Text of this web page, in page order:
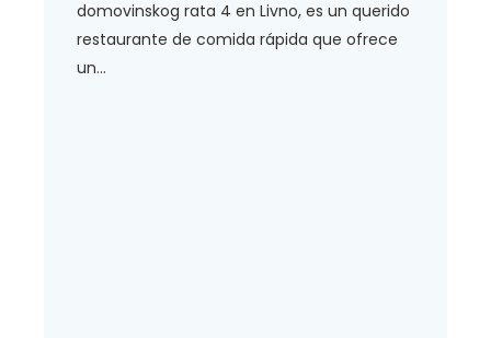
domovinskog rata 4 en Livno, es un querido
restaurante de comida rápida que ofrece
un...